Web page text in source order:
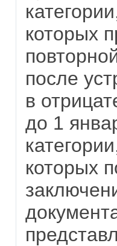
которых
после
в
до 1
которых